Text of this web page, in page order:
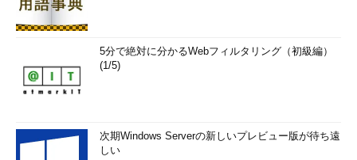
5分で絶対に分かるWebフィルタリング（初級編）
(1/5)
次期Windows Serverの新しいプレビュー版が待ち遠
しい